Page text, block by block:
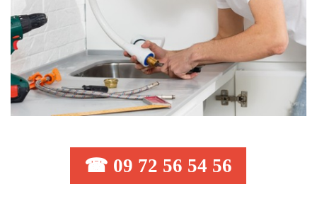
☎ 09 72 56 54 56